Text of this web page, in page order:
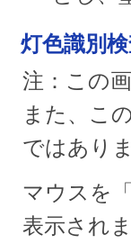
灯色識別
注：この
また、こ
ではあり
マウスを
表示されま